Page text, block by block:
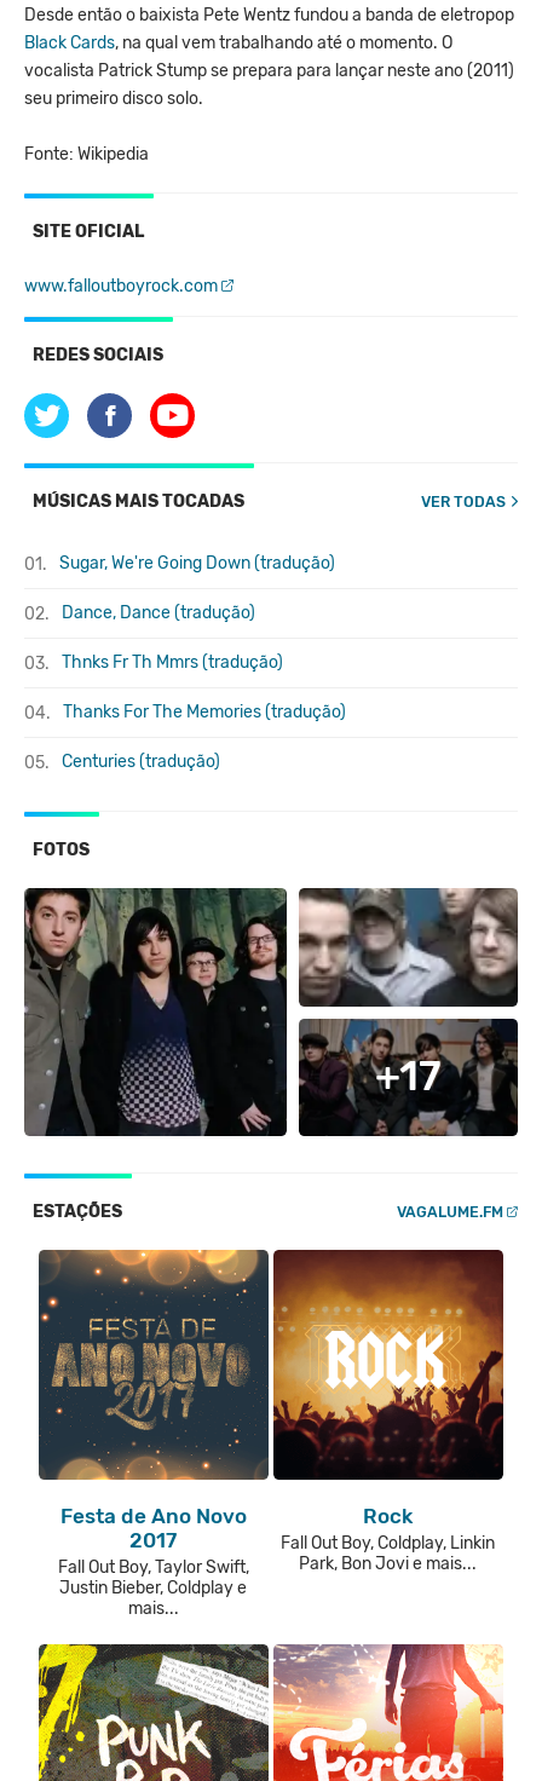
Desde então o baixista Pete Wentz fundou a banda de eletropop
Black Cards, na qual vem trabalhando até o momento. O
vocalista Patrick Stump se prepara para lançar neste ano (2011)
seu primeiro disco solo.
Fonte: Wikipedia
SITE OFICIAL
www.falloutboyrock.com
REDES SOCIAIS
MÚSICAS MAIS TOCADAS VER TODAS
01. Sugar, We're Going Down (tradução)
02. Dance, Dance (tradução)
03. Thnks Fr Th Mmrs (tradução)
04. Thanks For The Memories (tradução)
05. Centuries (tradução)
FOTOS
+17
ESTAÇÕES VAGALUME.FM
Festa de Ano Novo
2017
Fall Out Boy, Taylor Swift,
Justin Bieber, Coldplay e
mais...
Rock
Fall Out Boy, Coldplay, Linkin
Park, Bon Jovi e mais...